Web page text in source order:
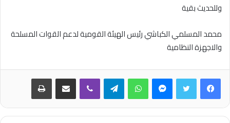
وللحديث بقية
محمد المسلمي الكباشي رئيس الهيئة القومية لدعم القوات المسلحة
والاجهزة النظامية
فيسبوكتويتر ماسنجر واتساب تيلقرام ڤايبر مشاركة عبر البريد طباعة